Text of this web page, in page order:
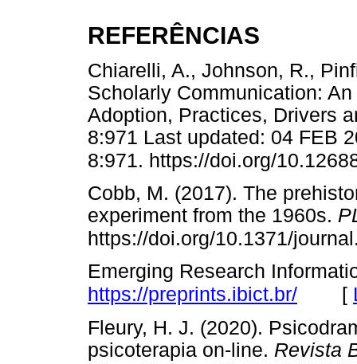
REFERÊNCIAS
Chiarelli, A., Johnson, R.,
Scholarly Communication:
Adoption, Practices, Drivers
8:971 Last updated: 04 FEB
8:971. https://doi.org/
Cobb, M. (2017). The
experiment from the 1960s.
https://doi.org/10.1371/
Emerging Research
https://preprints.ibict.br/ [
Fleury, H. J. (2020).
psicoterapia on-line. Revista